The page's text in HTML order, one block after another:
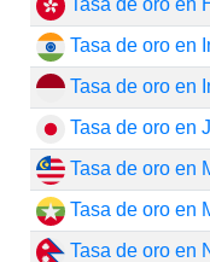
Tasa de oro en
Tasa de oro en
Tasa de oro en
Tasa de oro en
Tasa de oro en
Tasa de oro en
Tasa de oro en